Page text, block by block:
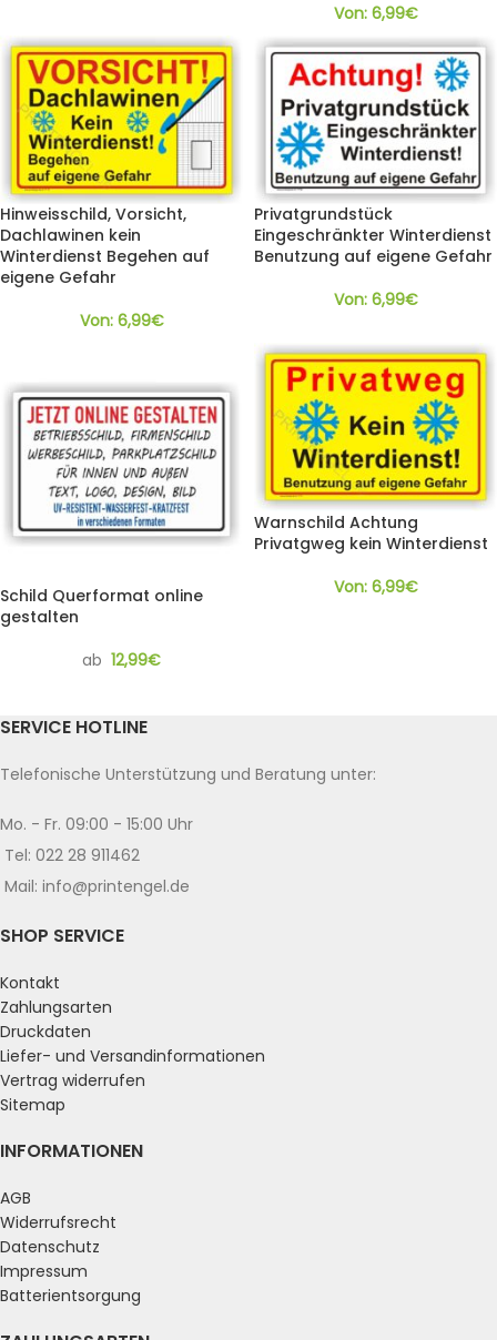
Von: 6,99€
Hinweisschild, Vorsicht,
Dachlawinen kein
Winterdienst Begehen auf
eigene Gefahr
Von: 6,99€
Privatgrundstück
Eingeschränkter Winterdienst
Benutzung auf eigene Gefahr
Von: 6,99€
Schild Querformat online
gestalten
ab 12,99€
Warnschild Achtung
Privatgweg kein Winterdienst
Von: 6,99€
SERVICE HOTLINE
Telefonische Unterstützung und Beratung unter:
Mo. - Fr. 09:00 - 15:00 Uhr
Tel: 022 28 911462
Mail: info@printengel.de
SHOP SERVICE
Kontakt
Zahlungsarten
Druckdaten
Liefer- und Versandinformationen
Vertrag widerrufen
Sitemap
INFORMATIONEN
AGB
Widerrufsrecht
Datenschutz
Impressum
Batterientsorgung